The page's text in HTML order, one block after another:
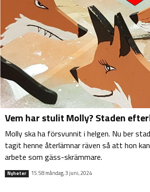
Vem har stulit Molly? Staden
Molly ska ha försvunnit i helgen. Nu ber
tagit henne återlämnar räven så att hon
arbete som gäss-skrämmare.
Nyheter 15:58 måndag, 3 juni, 2024